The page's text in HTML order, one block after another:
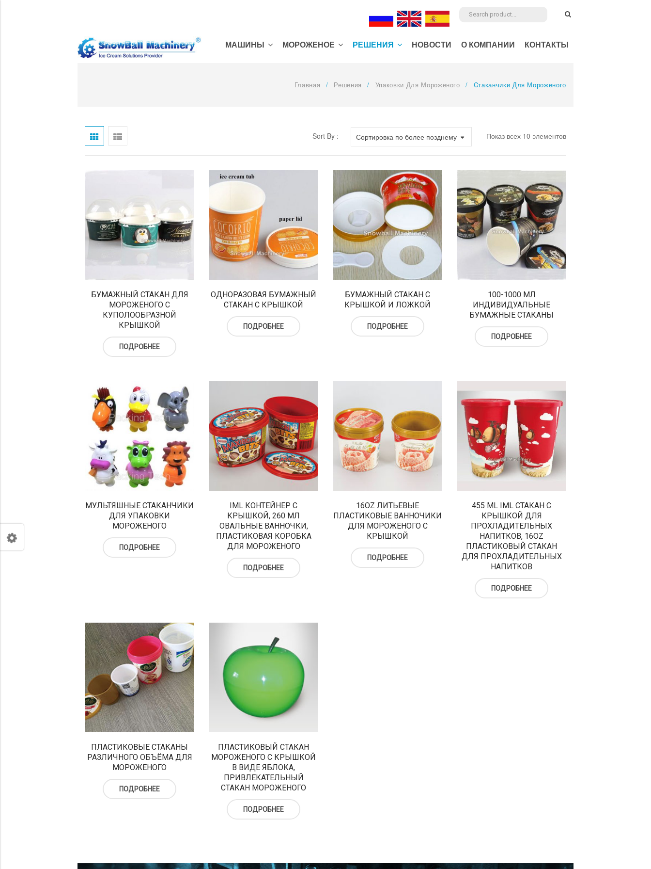
МАШИНЫ MОРОЖЕНОЕ РЕШЕНИЯ НОВОСТИ О КОМПАНИИ КОНТАКТЫ
Главная / Решения / Упаковки Для Мороженого / Cтаканчики Для Мороженого
Показ всех 10 элементов
Sort By : Сортировка по более позднему
БУМАЖНЫЙ СТАКАН ДЛЯ
МОРОЖЕНОГО С
КУПОЛООБРАЗНОЙ
КРЫШКОЙ
ПОДРОБНЕЕ
ОДНОРАЗОВАЯ БУМАЖНЫЙ
СТАКАН С КРЫШКОЙ
ПОДРОБНЕЕ
БУМАЖНЫЙ СТАКАН С
КРЫШКОЙ И ЛОЖКОЙ
ПОДРОБНЕЕ
100-1000 МЛ
ИНДИВИДУАЛЬНЫЕ
БУМАЖНЫЕ СТАКАНЫ
ПОДРОБНЕЕ
МУЛЬТЯШНЫЕ СТАКАНЧИКИ
ДЛЯ УПАКОВКИ
МОРОЖЕНОГО
ПОДРОБНЕЕ
IML КОНТЕЙНЕР С
КРЫШКОЙ, 260 МЛ
ОВАЛЬНЫЕ ВАННОЧКИ,
ПЛАСТИКОВАЯ КОРОБКА
ДЛЯ МОРОЖЕНОГО
ПОДРОБНЕЕ
16OZ ЛИТЬЕВЫЕ
ПЛАСТИКОВЫЕ ВАННОЧИКИ
ДЛЯ МОРОЖЕНОГО С
КРЫШКОЙ
ПОДРОБНЕЕ
455 ML IML СТАКАН С
КРЫШКОЙ ДЛЯ
ПРОХЛАДИТЕЛЬНЫХ
НАПИТКОВ, 16OZ
ПЛАСТИКОВЫЙ СТАКАН
ДЛЯ ПРОХЛАДИТЕЛЬНЫХ
НАПИТКОВ
ПОДРОБНЕЕ
ПЛАСТИКОВЫЕ СТАКАНЫ
РАЗЛИЧНОГО ОБЪЁМА ДЛЯ
МОРОЖЕНОГО
ПОДРОБНЕЕ
ПЛАСТИКОВЫЙ СТАКАН
МОРОЖЕНОГО С КРЫШКОЙ
В ВИДЕ ЯБЛОКА,
ПРИВЛЕКАТЕЛЬНЫЙ
СТАКАН МОРОЖЕНОГО
ПОДРОБНЕЕ